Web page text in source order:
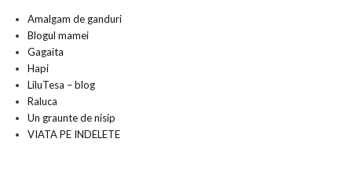
Amalgam de ganduri
Blogul mamei
Gagaita
Hapi
LiluTesa – blog
Raluca
Un graunte de nisip
VIATA PE INDELETE